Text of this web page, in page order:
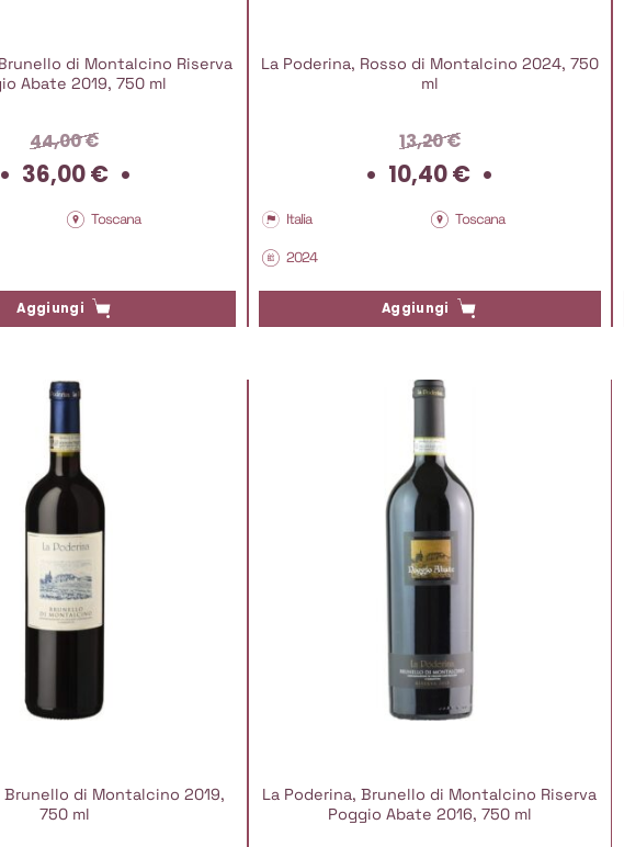
di Montalcino Riserva
Abate 2019, 750 ml
44,00€
36,00€
attuale
Toscana
Aggiungi
La Poderina, Rosso di Montalcino 2024, 750
ml
13,20€
prezzo
originale
10,40€
attuale
Italia Toscana
2024
Aggiungi
Brunello di Montalcino 2019,
750 ml
La Poderina, Brunello di Montalcino Riserva
Poggio Abate 2016, 750 ml